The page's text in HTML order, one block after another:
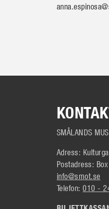
SMÅLANDS
Adress:
Postadress:
info@smot.se
Telefon:010 -